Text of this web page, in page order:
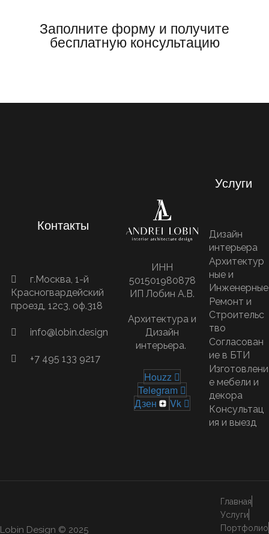
Заполните форму и получите
бесплатную консультацию
Контакты
г.Москва,​ 1-й
Красногвардейский
проезд, 12с3, оф.318
info@lobin.design
+7 495 133 9217
ИНН
501501980878
ИП Лобин А.В.
Архитектура и
Дизайн
интерьера.
Houzz
Telegram
Дзен
Vk
Услуги
Дизайн
интерьера
Архитектур
ные и
Инженерные
Ремонт и
Строительс
тво
Согласован
ие в БТИ
Изготовлени
е мебели и
декора
Консультац
ия и выезд
Lobin Design © 2025
Главная
Услуги
Портфолио